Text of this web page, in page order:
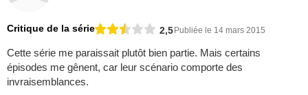
Critique de la série 2,5 Publiée le 14 mars 2015
Cette série me paraissait plutôt bien partie. Mais certains
épisodes me gênent, car leur scénario comporte des
invraisemblances.